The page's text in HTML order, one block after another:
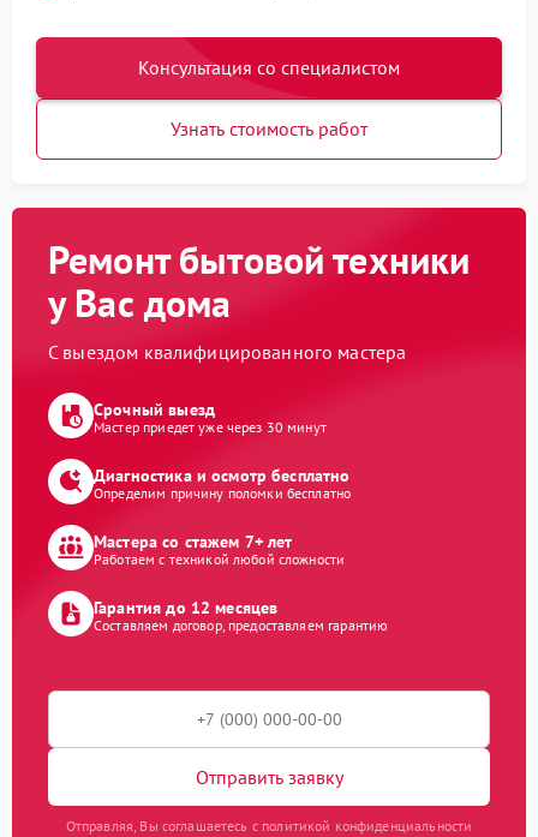
Консультация со специалистом
Узнать стоимость работ
Ремонт бытовой техники
у Вас дома
С выездом квалифицированного мастера
Срочный выезд
Мастер приедет уже через 30 минут
Диагностика и осмотр бесплатно
Определим причину поломки бесплатно
Мастера со стажем 7+ лет
Работаем с техникой любой сложности
Гарантия до 12 месяцев
Составляем договор, предоставляем гарантию
Отправить заявку
Отправляя, Вы соглашаетесь с политикой конфиденциальности